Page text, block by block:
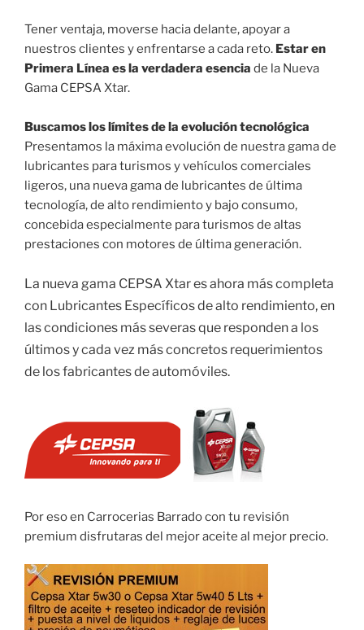
Tener ventaja, moverse hacia delante, apoyar a
nuestros clientes y enfrentarse a cada reto. Estar en
Primera Línea es la verdadera esencia de la Nueva
Gama CEPSA Xtar.
Buscamos los límites de la evolución tecnológica
Presentamos la máxima evolución de nuestra gama de
lubricantes para turismos y vehículos comerciales
ligeros, una nueva gama de lubricantes de última
tecnología, de alto rendimiento y bajo consumo,
concebida especialmente para turismos de altas
prestaciones con motores de última generación.
La nueva gama CEPSA Xtar es ahora más completa
con Lubricantes Específicos de alto rendimiento, en
las condiciones más severas que responden a los
últimos y cada vez más concretos requerimientos
de los fabricantes de automóviles.
Por eso en Carrocerias Barrado con tu revisión
premium disfrutaras del mejor aceite al mejor precio.